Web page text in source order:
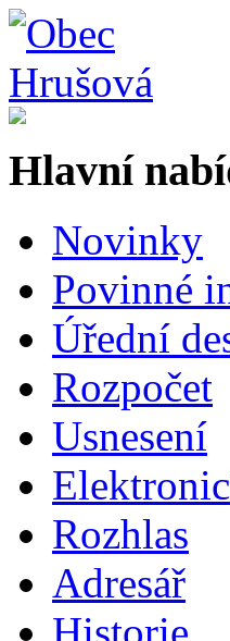
Hlavní
Novinky
Povinné
Úřední
Rozpočet
Usnesení
Rozhlas
Adresář